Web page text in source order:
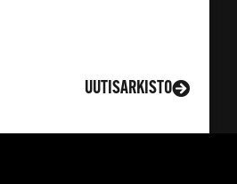
UUTISARKISTO